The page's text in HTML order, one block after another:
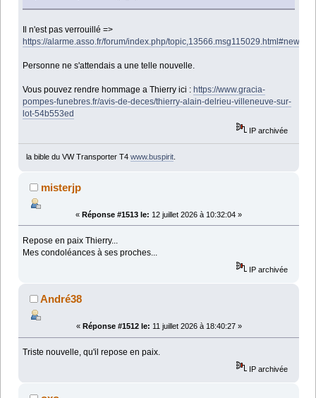
Il n'est pas verrouillé =>
https://alarme.asso.fr/forum/index.php/topic,13566.msg115029.html#new
Personne ne s'attendais a une telle nouvelle.
Vous pouvez rendre hommage a Thierry ici :https://www.gracia-
pompes-funebres.fr/avis-de-deces/thierry-alain-delrieu-villeneuve-sur-
lot-54b553ed
IP archivée
la bible du VW Transporter T4 www.buspirit.
misterjp
« Réponse #1513 le: 12 juillet 2026 à 10:32:04 »
Repose en paix Thierry...
Mes condoléances à ses proches...
IP archivée
André38
« Réponse #1512 le: 11 juillet 2026 à 18:40:27 »
Triste nouvelle, qu'il repose en paix.
IP archivée